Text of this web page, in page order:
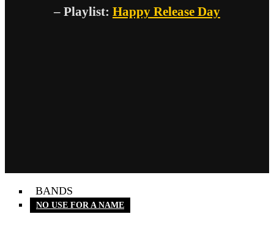
– Playlist: Happy Release Day
BANDS
NO USE FOR A NAME